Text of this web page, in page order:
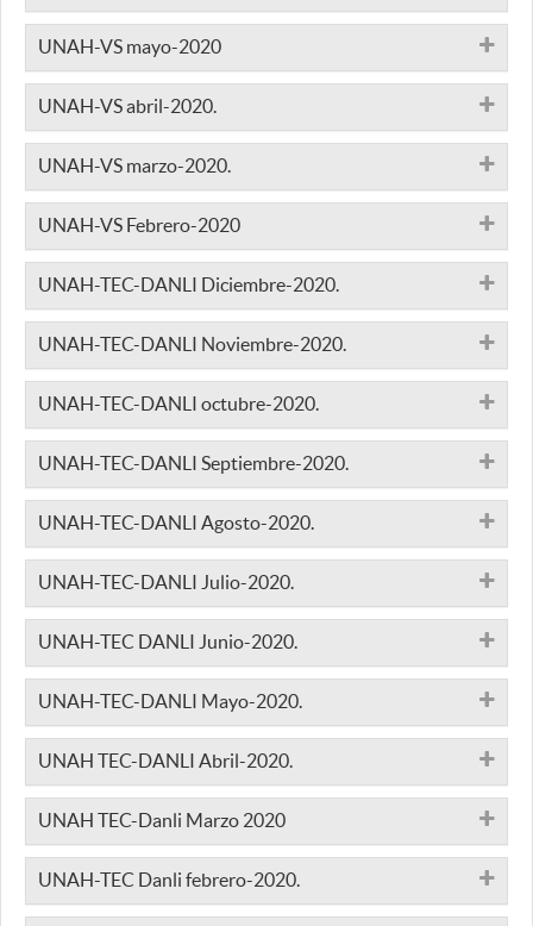
UNAH-VS mayo-2020
UNAH-VS abril-2020.
UNAH-VS marzo-2020.
UNAH-VS Febrero-2020
UNAH-TEC-DANLI Diciembre-2020.
UNAH-TEC-DANLI Noviembre-2020.
UNAH-TEC-DANLI octubre-2020.
UNAH-TEC-DANLI Septiembre-2020.
UNAH-TEC-DANLI Agosto-2020.
UNAH-TEC-DANLI Julio-2020.
UNAH-TEC DANLI Junio-2020.
UNAH-TEC-DANLI Mayo-2020.
UNAH TEC-DANLI Abril-2020.
UNAH TEC-Danli Marzo 2020
UNAH-TEC Danli febrero-2020.